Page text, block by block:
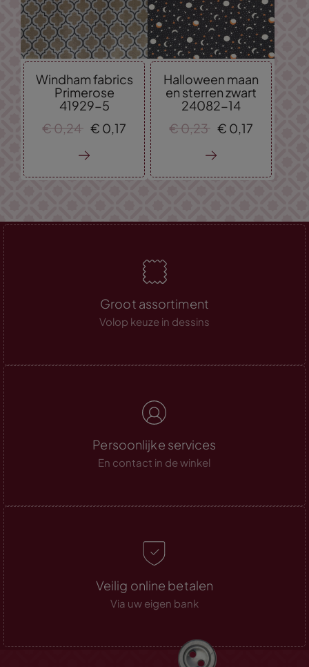
Windham fabrics
Primerose
41929-5
€ 0, 24 € 0, 17
Halloween maan
en sterren zwart
24082-14
€ 0, 23 € 0, 17
Groot assortiment
Volop keuze in dessins
Persoonlijke services
En contact in de winkel
Veilig online betalen
Via uw eigen bank